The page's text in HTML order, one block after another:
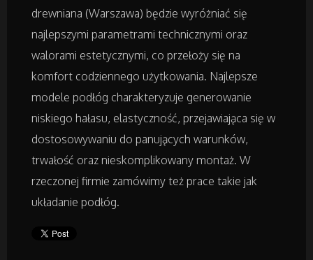
Dla Dzieci
Meble
Wyposażenie Wnętrz
Wyposażenie Łazienki
Odzież
drewniana (Warszawa) będzie wyróżniać się
najlepszymi parametrami technicznymi oraz
walorami estetycznymi, co przełoży się na
komfort codziennego użytkowania. Najlepsze
modele podłóg charakteryzuje generowanie
niskiego hałasu, elastyczność, przejawiająca się w
dostosowywaniu do panujących warunków,
trwałość oraz nieskomplikowany montaż. W
rzeczonej firmie zamówimy też prace takie jak
układanie podłóg.